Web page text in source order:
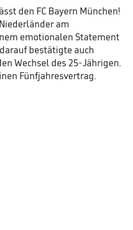
den FC Bayern München!
am
emotionalen Statement
bestätigte auch
Wechsel des 25-Jährigen.
Fünfjahresvertrag.